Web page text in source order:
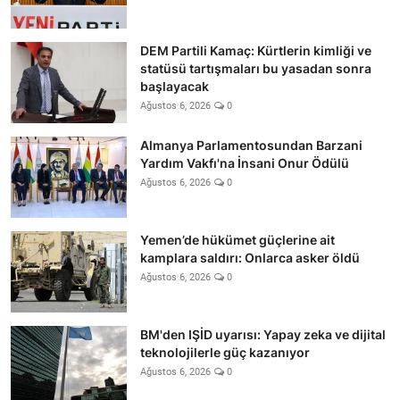
DEM Partili Kamaç: Kürtlerin kimliği ve
statüsü tartışmaları bu yasadan sonra
başlayacak
Ağustos 6, 2026 0
Almanya Parlamentosundan Barzani
Yardım Vakfı'na İnsani Onur Ödülü
Ağustos 6, 2026 0
Yemen’de hükümet güçlerine ait
kamplara saldırı: Onlarca asker öldü
Ağustos 6, 2026 0
BM'den IŞİD uyarısı: Yapay zeka ve dijital
teknolojilerle güç kazanıyor
Ağustos 6, 2026 0